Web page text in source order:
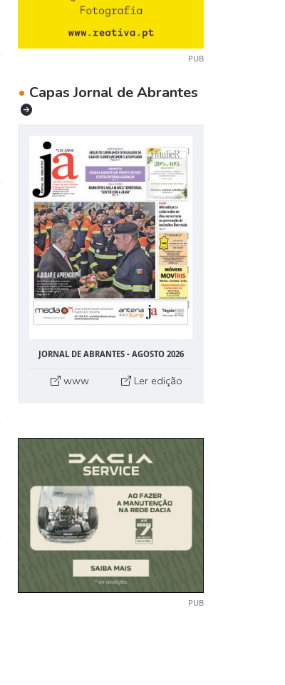
PUB
• Capas Jornal de Abrantes
JORNAL DE ABRANTES - AGOSTO 2026
www Ler edição
PUB